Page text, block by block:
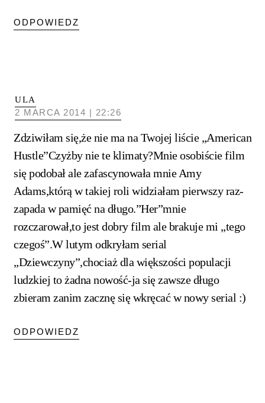
ODPOWIEDZ
ULA
2 MARCA 2014 | 22:26
Zdziwiłam się,że nie ma na Twojej liście „American
Hustle”Czyżby nie te klimaty?Mnie osobiście film
się podobał ale zafascynowała mnie Amy
Adams,którą w takiej roli widziałam pierwszy raz-
zapada w pamięć na długo.”Her”mnie
rozczarował,to jest dobry film ale brakuje mi „tego
czegoś”.W lutym odkryłam serial
„Dziewczyny”,chociaż dla większości populacji
ludzkiej to żadna nowość-ja się zawsze długo
zbieram zanim zacznę się wkręcać w nowy serial :)
ODPOWIEDZ